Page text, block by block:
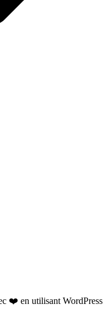
❤️ en utilisant WordPress